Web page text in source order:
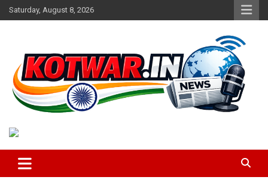
Skip
to
Saturday, August 8, 2026
kotwar.in